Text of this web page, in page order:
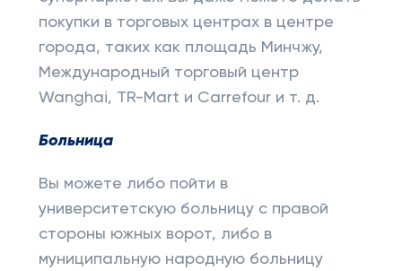
покупки в торговых центрах в центре
города, таких как площадь Минчжу,
Международный торговый центр
Wanghai, TR-Mart и Carrefour и т. д.
Больница
Вы можете либо пойти в
университетскую больницу с правой
стороны южных ворот, либо в
муниципальную народную больницу